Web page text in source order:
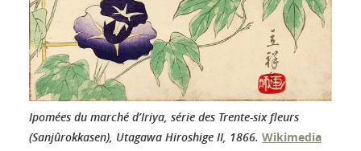
Ipomées du marché d’Iriya, série des Trente-six fleurs
(Sanjûrokkasen), Utagawa Hiroshige II, 1866. Wikimedia